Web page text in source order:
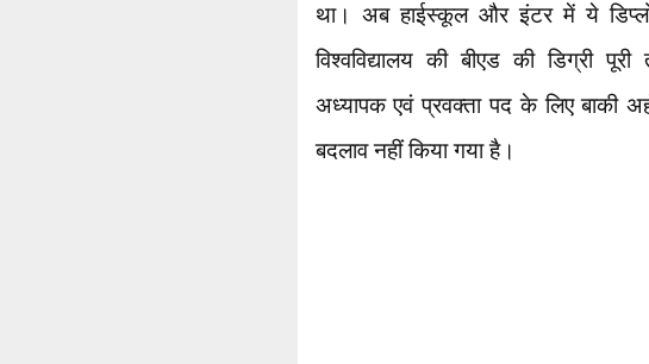
था। अब हाईस्कूल और इंटर में ये
विश्वविद्यालय की बीएड की डिग्री
अध्यापक एवं प्रवक्ता पद के लिए बाकी
बदलाव नहीं किया गया है।